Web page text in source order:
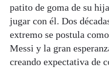
patito de goma de su
jugar con él. Dos
extremo se postula
Messi y la gran
creando expectativa de